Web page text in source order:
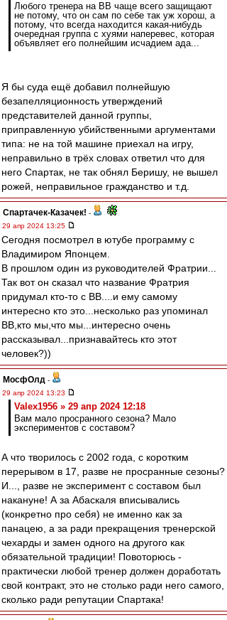
Любого тренера на ВВ чаще всего защищают
не потому, что он сам по себе так уж хорош, а
потому, что всегда находится какая-нибудь
очередная группа с хуями наперевес, которая
объявляет его полнейшим исчадием ада...
Я бы суда ещё добавил полнейшую
безапелляционность утверждений
представителей данной группы,
приправленную убийственными аргументами
типа: не на той машине приехал на игру,
неправильно в трёх словах ответил что для
него Спартак, не так обнял Беришу, не вышел
рожей, неправильное гражданство и т.д.
Спартачек-Казачек! -
29 апр 2024 13:25
Сегодня посмотрел в ютубе программу с
Владимиром Японцем.
В прошлом один из руководителей Фратрии...
Так вот он сказал что название Фратрия
придумал кто-то с ВВ....и ему самому
интересно кто это...несколько раз упоминал
ВВ,кто мы,что мы...интересно очень
рассказывал...признавайтесь кто этот
человек?))
МосфОлд -
29 апр 2024 13:23
Valex1956 » 29 апр 2024 12:18
Вам мало просранного сезона? Мало
экспериментов с составом?
А что творилось с 2002 года, с коротким
перерывом в 17, разве не просранные сезоны?
И..., разве не эксперимент с составом был
накануне! А за Абаскаля вписывались
(конкретно про себя) не именно как за
панацею, а за ради прекращения тренерской
чехарды и замен одного на другого как
обязательной традиции! Повоторюсь -
практически любой тренер должен доработать
свой контракт, это не столько ради него самого,
сколько ради репутации Спартака!